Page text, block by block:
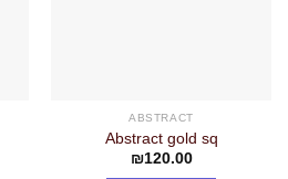
ABSTRACT
Abstract gold sq
₪120.00